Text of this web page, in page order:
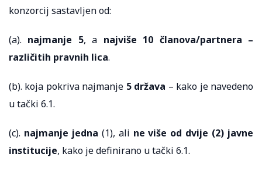
konzorcij sastavljen od:
(a). najmanje 5, a najviše 10 članova/partnera –
različitih pravnih lica.
(b). koja pokriva najmanje 5 država – kako je navedeno
u tački 6.1.
(c). najmanje jedna (1), ali ne više od dvije (2) javne
institucije, kako je definirano u tački 6.1.